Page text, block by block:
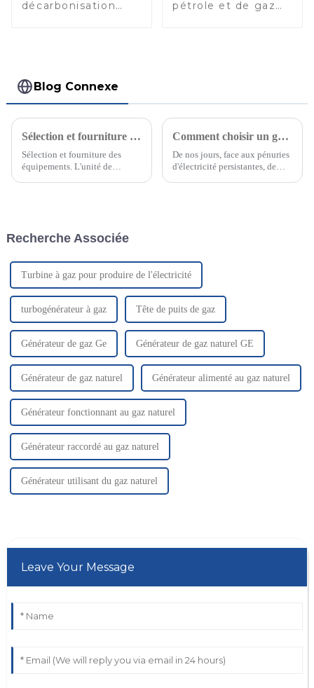
décarbonisation
pétrole et de gaz
Blog Connexe
Sélection et fourniture d'équipements pour l'usine de GNL （1）
Sélection et fourniture des
équipements. L'unité de
assuré. Le principe de
l'équipement…
Comment choisir un groupe électrogène au gaz naturel ou un groupe électrogène à gaz ？
De nos jours, face aux pénuries
d'électricité persistantes, de
Recherche Associée
Turbine à gaz pour produire de l'électricité
turbogénérateur à gaz Tête de puits de gaz
Générateur de gaz Ge Générateur de gaz naturel GE
Générateur de gaz naturel Générateur alimenté au gaz naturel
Générateur fonctionnant au gaz naturel
Générateur raccordé au gaz naturel
Générateur utilisant du gaz naturel
Leave Your Message